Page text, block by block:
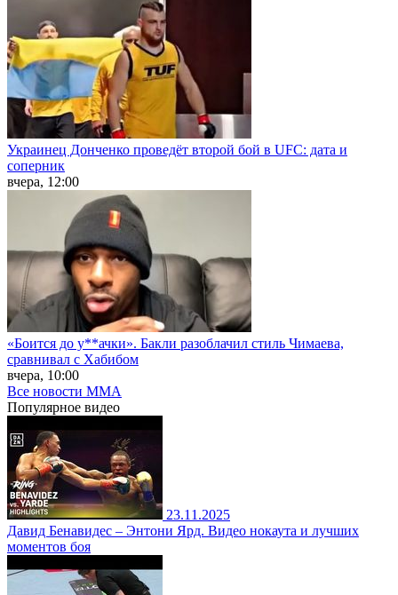
Украинец Донченко проведёт второй бой в UFC: дата и
соперник
вчера, 12:00
«Боится до у**ачки». Бакли разоблачил стиль Чимаева,
сравнивал с Хабибом
вчера, 10:00
Все новости MMA
Популярное видео
23.11.2025
Давид Бенавидес – Энтони Ярд. Видео нокаута и лучших
моментов боя